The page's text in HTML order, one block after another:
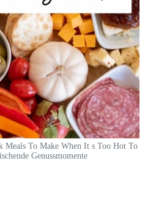
Meals To Make When It s Too Hot To
Genussmomente